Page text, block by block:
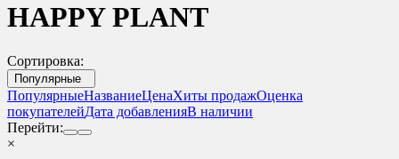
HAPPY PLANT
Сортировка:
Популярные
ПопулярныеНазваниеЦенаХиты продажОценка
покупателейДата добавленияВ наличии
Перейти:
×